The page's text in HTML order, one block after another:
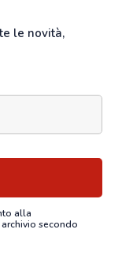
le novità,
alla
secondo